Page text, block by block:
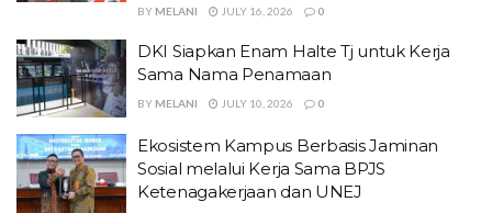
BY MELANI JULY 16, 2026 0
DKI Siapkan Enam Halte Tj untuk Kerja
Sama Nama Penamaan
BY MELANI JULY 10, 2026 0
Ekosistem Kampus Berbasis Jaminan
Sosial melalui Kerja Sama BPJS
Ketenagakerjaan dan UNEJ